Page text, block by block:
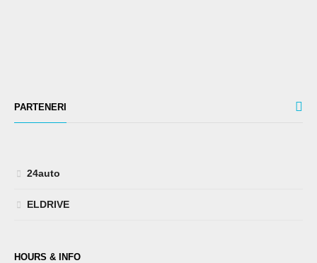
PARTENERI
24auto
ELDRIVE
HOURS & INFO